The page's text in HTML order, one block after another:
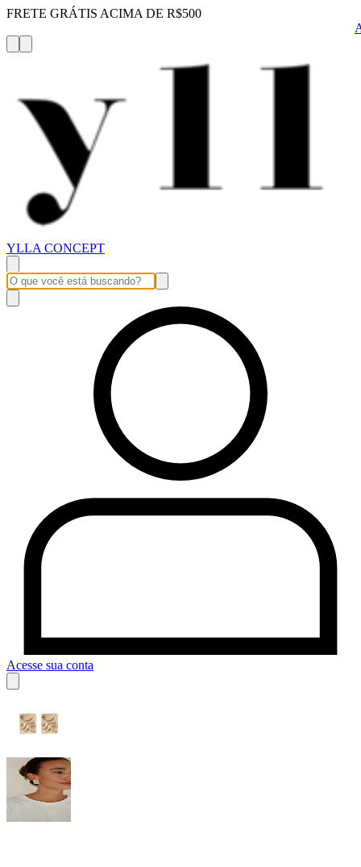
FRETE GRÁTIS ACIMA DE R$500
YLLA CONCEPT
Acesse sua conta